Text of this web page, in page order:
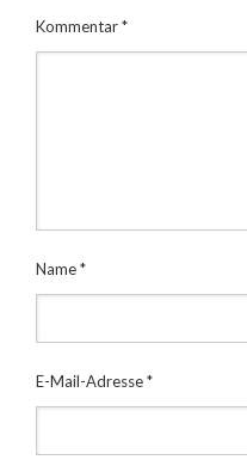
Kommentar*
Name*
E-Mail-Adresse*